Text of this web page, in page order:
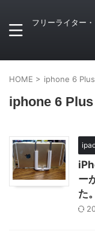
フリーライター
HOME > iphone 6 Plus
iphone 6 Plus
ー
た。